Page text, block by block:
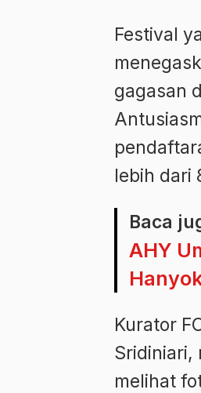
Festival
gagasan
lebih dari
Baca
AHY
Kurator
Sridiniari,
melihat